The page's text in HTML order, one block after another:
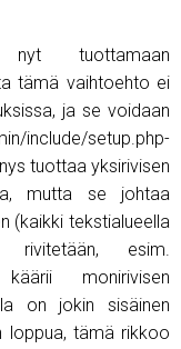
nyt tuottamaan
tämä vaihtoehto ei
ja se voidaan
setup.php-
tuottaa yksirivisen
mutta se johtaa
(kaikki tekstialueella
rivitetään, esim.
monirivisen
on jokin sisäinen
loppua, tämä rikkoo